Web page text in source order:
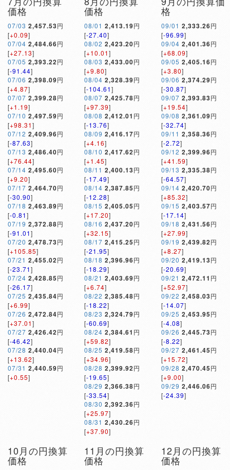
価格
07/03 2,457.53円
[+0.09]
07/04 2,484.66円
[+27.13]
07/05 2,393.22円
[-91.44]
07/06 2,398.09円
[+4.87]
07/07 2,399.28円
[+1.19]
07/10 2,497.59円
[+98.31]
07/12 2,409.96円
[-87.63]
07/13 2,486.40円
[+76.44]
07/14 2,495.60円
[+9.20]
07/17 2,464.70円
[-30.90]
07/18 2,463.89円
[-0.81]
07/19 2,372.88円
[-91.01]
07/20 2,478.73円
[+105.85]
07/21 2,455.02円
[-23.71]
07/24 2,428.85円
[-26.17]
07/25 2,435.84円
[+6.99]
07/26 2,472.84円
[+37.01]
07/27 2,426.42円
[-46.42]
07/28 2,440.04円
[+13.62]
07/31 2,440.59円
[+0.55]
価格
08/01 2,413.19円
[-27.40]
08/02 2,423.20円
[+10.01]
08/03 2,433.00円
[+9.80]
08/04 2,328.39円
[-104.61]
08/07 2,425.78円
[+97.39]
08/08 2,412.01 円
[-13.76]
08/09 2,416.17円
[+4.16]
08/10 2,417.62円
[+1.45]
08/11 2,400.13円
[-17.49]
08/14 2,387.85円
[-12.28]
08/15 2,405.05円
[+17.20]
08/16 2,437.20円
[+32.15]
08/17 2,415.25円
[-21.95]
08/18 2,396.96円
[-18.29]
08/21 2,403.69円
[+6.74]
08/22 2,385.48円
[-18.22]
08/23 2,324.79円
[-60.69]
08/24 2,384.61 円
[+59.82]
08/25 2,419.58円
[+34.96]
08/28 2,399.92円
[-19.65]
08/29 2,366.38円
[-33.54]
08/30 2,392.36円
[+25.97]
08/31 2,430.26円
[+37.90]
格
09/01 2,333.26円
[-96.99]
09/04 2,401.36円
[+68.09]
09/05 2,405.16円
[+3.80]
09/06 2,374.29円
[-30.87]
09/07 2,393.83円
[+19.54]
09/08 2,361.09円
[-32.74]
09/11 2,358.36円
[-2.72]
09/12 2,399.96円
[+41.59]
09/13 2,335.38円
[-64.57]
09/14 2,420.70円
[+85.32]
09/15 2,403.57円
[-17.14]
09/18 2,431.56円
[+27.99]
09/19 2,439.82円
[+8.27]
09/20 2,419.13円
[-20.69]
09/21 2,472.11 円
[+52.97]
09/22 2,458.03円
[-14.07]
09/25 2,453.95円
[-4.08]
09/26 2,445.73円
[-8.22]
09/27 2,461.45円
[+15.72]
09/28 2,470.45円
[+9.00]
09/29 2,446.06円
[-24.39]
10月の円換算
価格
11月の円換算
価格
12月の円換算
価格